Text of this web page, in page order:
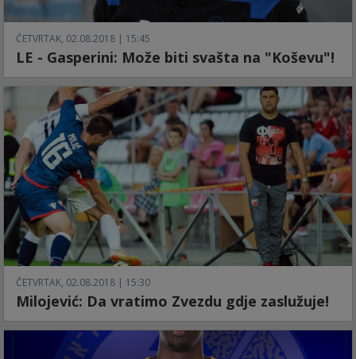
ČETVRTAK, 02.08.2018 | 15:45
LE - Gasperini: Može biti svašta na "Koševu"!
ČETVRTAK, 02.08.2018 | 15:30
Milojević: Da vratimo Zvezdu gdje zaslužuje!